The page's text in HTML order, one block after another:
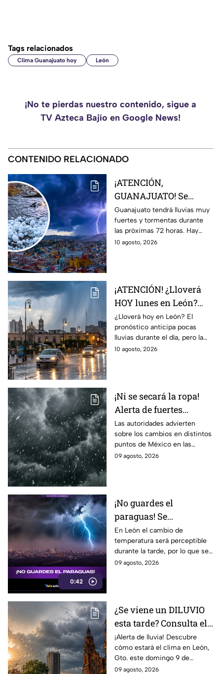
Tags relacionados
Clima Guanajuato hoy León
¡No te pierdas nuestro contenido, sigue a
TV Azteca Bajío en Google News!
CONTENIDO RELACIONADO
¡ATENCIÓN,
GUANAJUATO! Se
esperan LLUVIAS MUY
FUERTES y tormentas
en las próximas 72
horas; así estará el
Guanajuato tendrá lluvias muy
fuertes y tormentas durante
las próximas 72 horas. Hay
posibilidad de granizo,
10 agosto, 2026
¡ATENCIÓN! ¿Lloverá
HOY lunes en León?
Esta es la hora en que
podría desatarse la
TORMENTA en la
ciudad
¿Lloverá hoy en León? El
pronóstico anticipa pocas
lluvias durante el día, pero la
probabilidad aumenta por la
10 agosto, 2026
¡Ni se secará la ropa!
Alerta de fuertes
lluvias, granizo y calor
en México; ¿afectará a
Guanajuato?
Las autoridades advierten
sobre los cambios en distintos
puntos de México en las
próximas horas.
09 agosto, 2026
0:42
¡No guardes el
paraguas! Se
pronostican lluvias y
chubascos fuertes en
Guanajuato para esta
semana
En León el cambio de
temperatura será perceptible
durante la tarde, por lo que se
recomienda tomar
09 agosto, 2026
¿Se viene un DILUVIO
esta tarde? Consulta el
reporte del CLIMA en
León, Gto., hoy
domingo 9 de agosto
¡Alerta de lluvia! Descubre
cómo estará el clima en León,
Gto. este domingo 9 de
agosto. Temperaturas,
09 agosto, 2026